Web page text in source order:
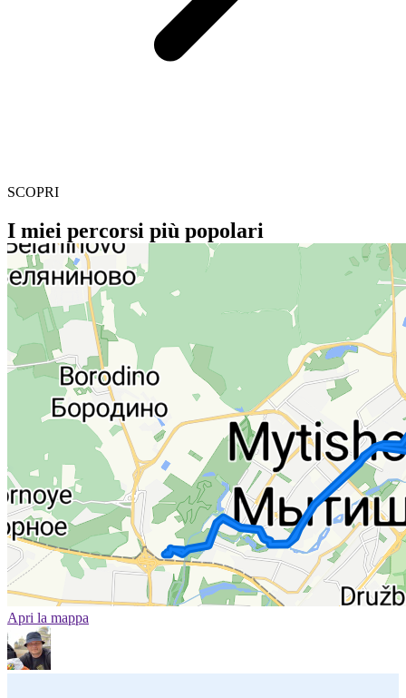
SCOPRI
I miei percorsi più popolari
Apri la mappa